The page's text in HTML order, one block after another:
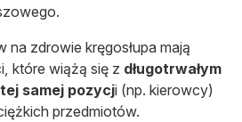
na zdrowie kręgosłupa mają
które wiążą się z długotrwałym
samej pozycji (np. kierowcy)
przedmiotów.